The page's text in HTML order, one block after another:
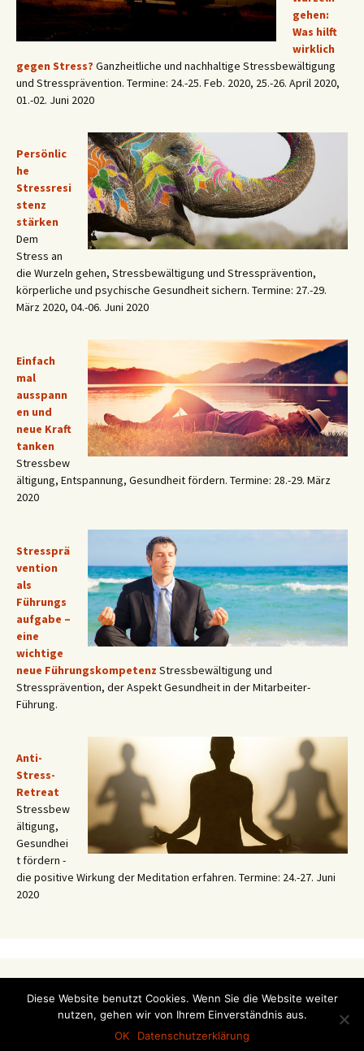
gehen:
Was hilft
wirklich
gegen Stress? Ganzheitliche und nachhaltige Stressbewältigung
und Stressprävention. Termine: 24.-25. Feb. 2020, 25.-26. April 2020,
01.-02. Juni 2020
Persönlic
he
Stressresi
stenz
stärken
Dem
Stress an
die Wurzeln gehen, Stressbewältigung und Stressprävention,
körperliche und psychische Gesundheit sichern. Termine: 27.-29.
März 2020, 04.-06. Juni 2020
Einfach
mal
ausspann
en und
neue Kraft
tanken
Stressbew
ältigung, Entspannung, Gesundheit fördern. Termine: 28.-29. März
2020
Stressprä
vention
als
Führungs
aufgabe –
eine
wichtige
neue Führungskompetenz Stressbewältigung und
Stressprävention, der Aspekt Gesundheit in der Mitarbeiter-
Führung.
Anti-
Stress-
Retreat
Stressbew
ältigung,
Gesundhei
t fördern -
die positive Wirkung der Meditation erfahren. Termine: 24.-27. Juni
2020
Service für Seminarteilnehmer
Diese Website benutzt Cookies. Wenn Sie die Website weiter
nutzen, gehen wir von Ihrem Einverständnis aus.
OK
Datenschutzerklärung